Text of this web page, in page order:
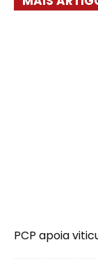
PCP apoia